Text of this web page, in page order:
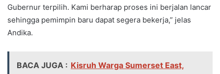
Gubernur terpilih. Kami berharap proses ini berjalan lancar
sehingga pemimpin baru dapat segera bekerja,” jelas
Andika.
BACA JUGA : Kisruh Warga Sumerset East,